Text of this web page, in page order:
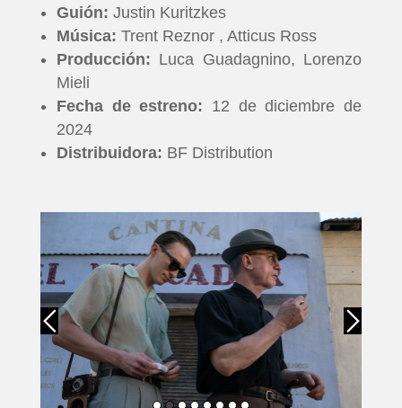
INICIO
PELICULAS
SERIES
TECNOVITOS
T-
PLUS
EVENTOS
Guión: Justin Kuritzkes
Música: Trent Reznor , Atticus Ross
Producción: Luca Guadagnino, Lorenzo
Mieli
Fecha de estreno: 12 de diciembre de
2024
Distribuidora: BF Distribution